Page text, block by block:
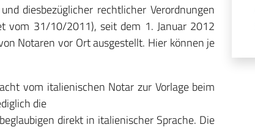
diesbezüglicher rechtlicher Verordnungen
vom 31/10/2011), seit dem 1. Januar 2012
Notaren vor Ort ausgestellt. Hier können je
vom italienischen Notar zur Vorlage beim
die
direkt in italienischer Sprache. Die